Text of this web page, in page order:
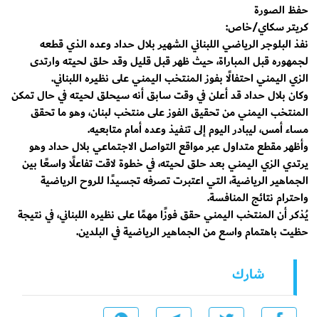
حفظ الصورة
كريتر سكاي/خاص:
نفذ البلوجر الرياضي اللبناني الشهير بلال حداد وعده الذي قطعه
لجمهوره قبل المباراة، حيث ظهر قبل قليل وقد حلق لحيته وارتدى
الزي اليمني احتفالًا بفوز المنتخب اليمني على نظيره اللبناني.
وكان بلال حداد قد أعلن في وقت سابق أنه سيحلق لحيته في حال تمكن
المنتخب اليمني من تحقيق الفوز على منتخب لبنان، وهو ما تحقق
مساء أمس، ليبادر اليوم إلى تنفيذ وعده أمام متابعيه.
وأظهر مقطع متداول عبر مواقع التواصل الاجتماعي بلال حداد وهو
يرتدي الزي اليمني بعد حلق لحيته، في خطوة لاقت تفاعلًا واسعًا بين
الجماهير الرياضية، التي اعتبرت تصرفه تجسيدًا للروح الرياضية
واحترام نتائج المنافسة.
يُذكر أن المنتخب اليمني حقق فوزًا مهمًا على نظيره اللبناني، في نتيجة
حظيت باهتمام واسع من الجماهير الرياضية في البلدين.
شارك